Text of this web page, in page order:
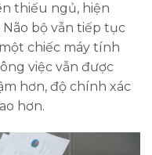
thiếu ngủ, hiện
bộ vẫn tiếp tục
chiếc máy tính
việc vẫn được
hơn, độ chính xác
hơn.